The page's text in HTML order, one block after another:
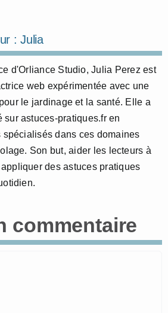
:Julia
d'Orliance Studio, Julia Perez est
web expérimentée avec une
le jardinage et la santé. Elle a
sur astuces-pratiques.fr en
spécialisés dans ces domaines
Son but, aider les lecteurs à
des astuces pratiques
commentaire